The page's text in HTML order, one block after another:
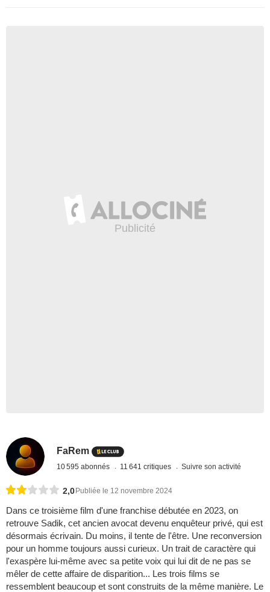
FaRem
10 595 abonnés 11 641 critiques Suivre son activité
2,0 Publiée le 12 novembre 2024
Dans ce troisième film d'une franchise débutée en 2023, on
retrouve Sadik, cet ancien avocat devenu enquêteur privé, qui est
désormais écrivain. Du moins, il tente de l'être. Une reconversion
pour un homme toujours aussi curieux. Un trait de caractère qui
l'exaspère lui-même avec sa petite voix qui lui dit de ne pas se
mêler de cette affaire de disparition... Les trois films se
ressemblent beaucoup et sont construits de la même manière. Le